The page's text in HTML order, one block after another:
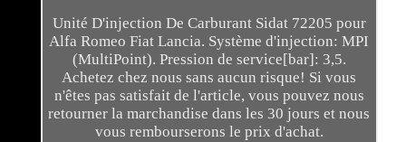
Unité D'injection De Carburant Sidat 72205 pour
Alfa Romeo Fiat Lancia. Système d'injection: MPI
(MultiPoint). Pression de service[bar]: 3,5.
Achetez chez nous sans aucun risque! Si vous
n'êtes pas satisfait de l'article, vous pouvez nous
retourner la marchandise dans les 30 jours et nous
vous rembourserons le prix d'achat.